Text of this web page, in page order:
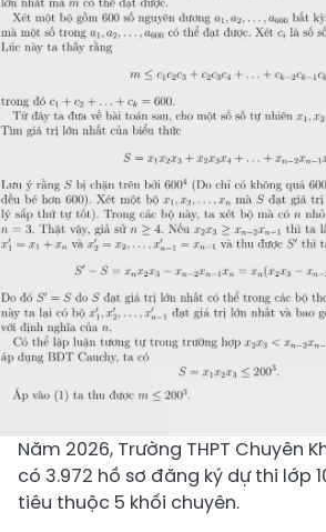
Năm 2026, Trường THPT Chuyên
có 3.972 hồ sơ đăng ký dự thi lớp
tiêu thuộc 5 khối chuyên.